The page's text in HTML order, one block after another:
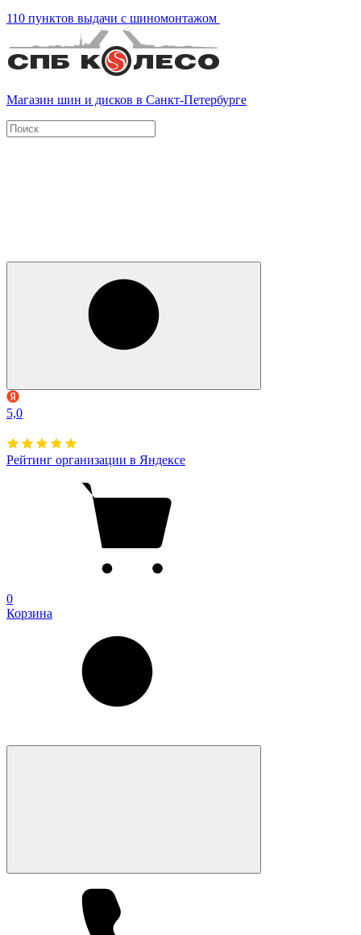
110 пунктов выдачи с шиномонтажом
Магазин шин и дисков в Санкт-Петербурге
5,0
Рейтинг организации в Яндексе
0
Корзина